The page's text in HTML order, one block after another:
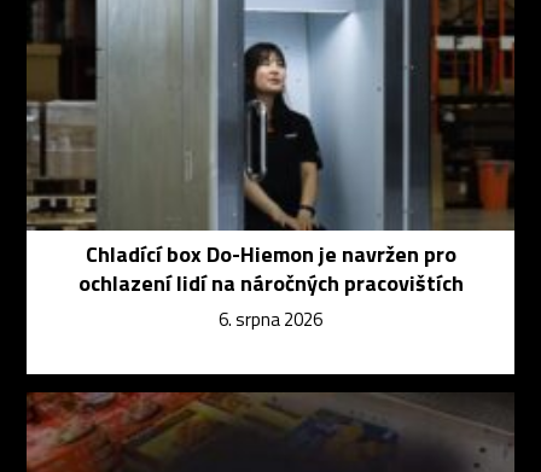
Chladící box Do-Hiemon je navržen pro
ochlazení lidí na náročných pracovištích
6. srpna 2026